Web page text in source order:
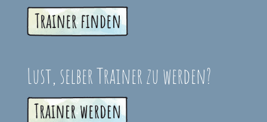
Lust, selber Trainer zu werden?